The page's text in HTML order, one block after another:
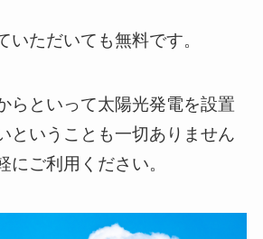
いただいても無料です。
らといって太陽光発電を設置
ということも一切ありません
にご利用ください。